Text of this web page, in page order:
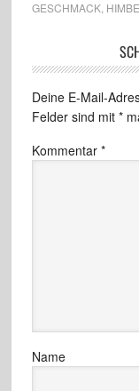
GESCHMACK,
Deine E-Mail-
Felder sind mit *
Kommentar *
Name